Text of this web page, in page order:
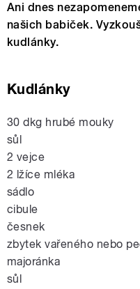
Ani dnes
našich babiček.
kudlánky.
Kudlánky
30 dkg hrubé mouky
sůl
2 vejce
2 lžíce mléka
sádlo
cibule
česnek
zbytek vařeného nebo
majoránka
sůl